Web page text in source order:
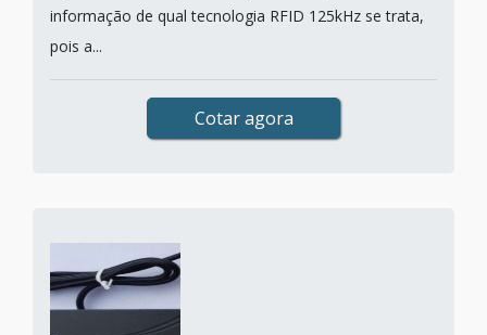
informação de qual tecnologia RFID 125kHz se trata,
pois a...
Cotar agora